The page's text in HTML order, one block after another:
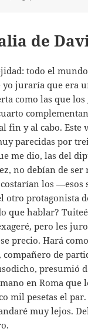
de
todo el
yo juraría que era
como las que
fin y al cabo. Este
parecidas por
me dio, las del
no debían de ser
costarían los —esos
otro protagonista
que hablar?
pero les
precio. Hará
de
presumió
en Roma que
mil pesetas el
muy lejos.